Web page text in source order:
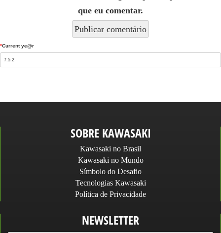
que eu comentar.
Current ye@r
*
SOBRE KAWASAKI
Kawasaki no Brasil
Kawasaki no Mundo
Símbolo do Desafio
Tecnologias Kawasaki
Política de Privacidade
NEWSLETTER